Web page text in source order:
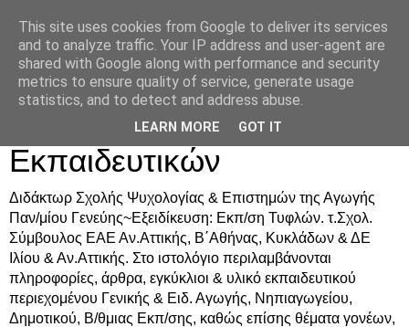
Δρ. Ράνια Χιουρέα-
Συμβουλευτική &
Υποστήριξη Γονέων &
Εκπαιδευτικών
Διδάκτωρ Σχολής Ψυχολογίας & Επιστημών της Αγωγής
Παν/μίου Γενεύης~Εξειδίκευση: Εκπ/ση Τυφλών. τ.Σχολ.
Σύμβουλος ΕΑΕ Αν.Αττικής, Β΄Αθήνας, Κυκλάδων & ΔΕ
Ιλίου & Αν.Αττικής. Στο ιστολόγιο περιλαμβάνονται
πληροφορίες, άρθρα, εγκύκλιοι & υλικό εκπαιδευτικού
περιεχομένου Γενικής & Ειδ. Αγωγής, Νηπιαγωγείου,
Δημοτικού, Β/θμιας Εκπ/σης, καθώς επίσης θέματα γονέων,
This site uses cookies from Google to deliver its services
and to analyze traffic. Your IP address and user-agent are
shared with Google along with performance and security
metrics to ensure quality of service, generate usage
statistics, and to detect and address abuse.
LEARN MORE GOT IT